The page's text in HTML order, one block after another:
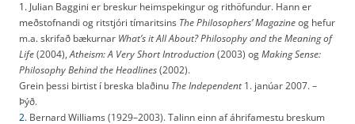
1. Julian Baggini er breskur heimspekingur og rithöfundur. Hann er
meðstofnandi og ritstjóri tímaritsins The Philosophers’ Magazine og hefur
m.a. skrifað bækurnar What’s it All About? Philosophy and the Meaning of
Life (2004),Atheism: A Very Short Introduction (2003) og Making Sense:
Philosophy Behind the Headlines (2002).
Grein þessi birtist í breska blaðinu The Independent1. janúar 2007. –
Þýð.
2. Bernard Williams (1929–2003). Talinn einn af áhrifamestu breskum